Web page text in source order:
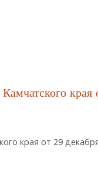
Новой Даты
края
края от 29